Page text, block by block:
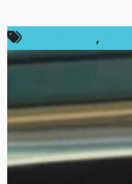
,